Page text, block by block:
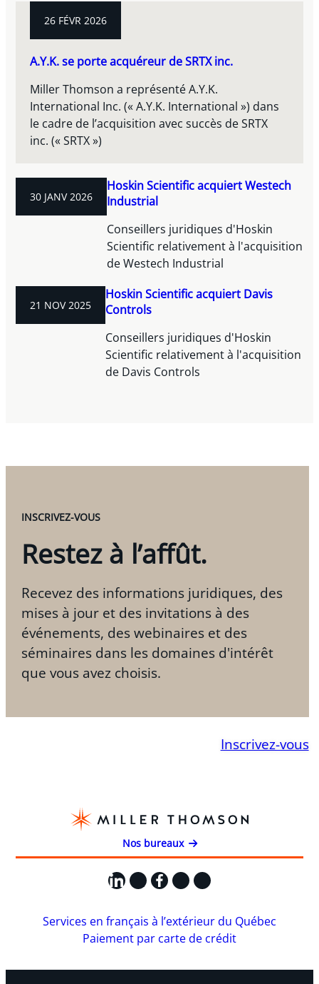
26 FÉVR 2026
A.Y.K. se porte acquéreur de SRTX inc.
Miller Thomson a représenté A.Y.K.
International Inc. (« A.Y.K. International ») dans
le cadre de l’acquisition avec succès de SRTX
inc. (« SRTX »)
30 JANV 2026
Hoskin Scientific acquiert Westech
Industrial
Conseillers juridiques d'Hoskin
Scientific relativement à l'acquisition
de Westech Industrial
21 NOV 2025
Hoskin Scientific acquiert Davis
Controls
Conseillers juridiques d'Hoskin
Scientific relativement à l'acquisition
de Davis Controls
INSCRIVEZ-VOUS
Restez à l’affût.
Recevez des informations juridiques, des
mises à jour et des invitations à des
événements, des webinaires et des
séminaires dans les domaines d'intérêt
que vous avez choisis.
Inscrivez-vous
Nos bureaux
LinkedIn
X Facebook
Instagram
YouTube
Services en français à l’extérieur du Québec
Paiement par carte de crédit